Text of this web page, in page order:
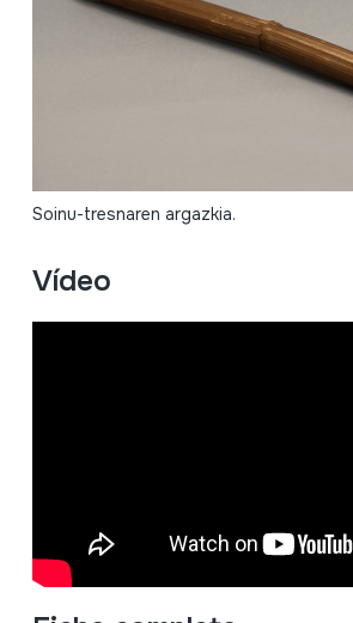
Soinu-tresnaren argazkia.
Vídeo